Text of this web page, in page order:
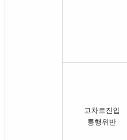
교차로진입
통행위반